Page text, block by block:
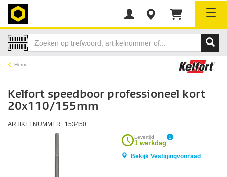
Home
Kelfort speedboor professioneel kort
20x110/155mm
ARTIKELNUMMER: 153450
Levertijd
1 werkdag
Bekijk Vestigingvooraad